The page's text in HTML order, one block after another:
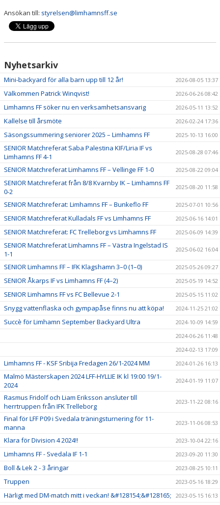
Ansökan till: styrelsen@limhamnsff.se
Nyhetsarkiv
Mini-backyard för alla barn upp till 12 år! 2026-08-05 13:37
Välkommen Patrick Winqvist! 2026-06-26 08:42
Limhamns FF söker nu en verksamhetsansvarig 2026-05-11 13:52
Kallelse till årsmöte 2026-02-24 17:36
Säsongssummering seniorer 2025 – Limhamns FF 2025-10-13 16:00
SENIOR Matchreferat Saba Palestina KIF/Liria IF vs
Limhamns FF 4-1
2025-08-28 07:46
SENIOR Matchreferat Limhamns FF – Vellinge FF 1-0 2025-08-22 09:04
SENIOR Matchreferat från 8/8 Kvarnby IK – Limhamns FF
0-2
2025-08-20 11:58
SENIOR Matchreferat: Limhamns FF – Bunkeflo FF 2025-07-01 10:56
SENIOR Matchreferat Kulladals FF vs Limhamns FF 2025-06-16 14:01
SENIOR Matchreferat: FC Trelleborg vs Limhamns FF 2025-06-09 14:39
SENIOR Matchreferat Limhamns FF – Västra Ingelstad IS
1-1
2025-06-02 16:04
SENIOR Limhamns FF – IFK Klagshamn 3–0 (1–0) 2025-05-26 09:27
SENIOR Åkarps IF vs Limhamns FF (4–2) 2025-05-19 14:52
SENIOR Limhamns FF vs FC Bellevue 2-1 2025-05-15 11:02
Snygg vattenflaska och gympapåse finns nu att köpa! 2024-11-25 21:02
Succè för Limhamn September Backyard Ultra
2024-10-09 14:59
2024-06-26 11:48
2024-02-13 17:09
Limhamns FF - KSF Sribija Fredagen 26/1-2024 MM 2024-01-26 16:13
Malmö Mästerskapen 2024 LFF-HYLLIE IK kl 19:00 19/1-
2024
2024-01-19 11:07
Rasmus Fridolf och Liam Eriksson ansluter till
herrtruppen från IFK Trelleborg
2023-11-22 08:16
Final för LFF P09 i Svedala träningsturnering för 11-
manna
2023-11-06 08:53
Klara för Division 4 2024!! 2023-10-04 22:16
Limhamns FF - Svedala IF 1-1 2023-09-20 11:30
Boll & Lek 2 - 3 åringar 2023-08-25 10:11
Truppen 2023-05-16 18:29
Härligt med DM-match mitt i veckan! &#128154;&#128165; 2023-05-15 16:13